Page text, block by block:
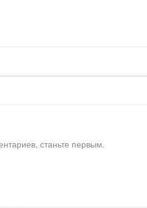
станьте первым.